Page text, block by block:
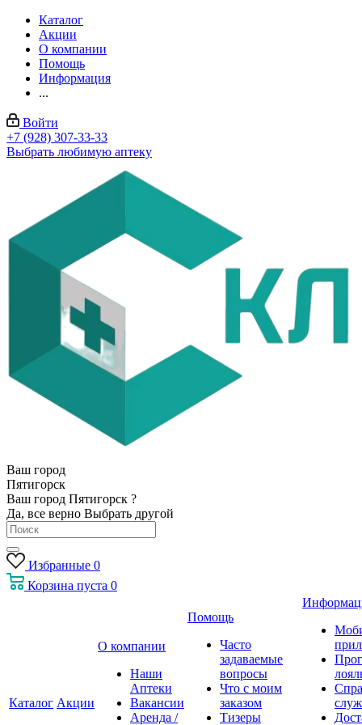
Каталог
Акции
О компании
Помощь
Информация
...
Войти
+7 (928) 307-33-33
Выбрать любимую аптеку
Ваш город
Пятигорск
Ваш город Пятигорск ?
Да, все верно Выбрать другой
Избранные 0
Корзина пуста 0
Каталог Акции
О компании
Наши
Аптеки
Вакансии
Аренда /
Помощь
Часто
задаваемые
вопросы
Что с моим
заказом
Тизеры